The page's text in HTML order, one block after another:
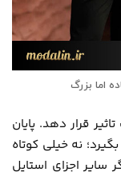
اما بزرگ
قرار دهد. پایان
نه خیلی کوتاه
سایر اجزای استایل